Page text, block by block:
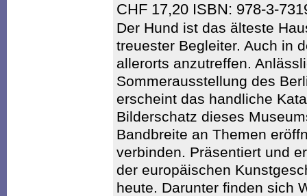
CHF 17,20 ISBN: 978-3-
Der Hund ist das älteste
treuester Begleiter. Auch in
allerorts anzutreffen.
Sommerausstellung des
erscheint das handliche
Bilderschatz dieses
Bandbreite an Themen
verbinden. Präsentiert und
der europäischen
heute. Darunter finden sich